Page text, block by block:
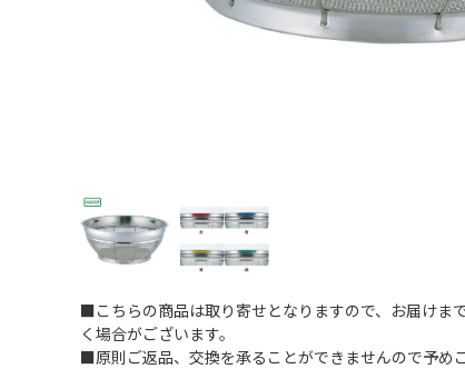
■こちらの商品は取り寄せとなりますので、お届けま
く場合がございます。
■原則ご返品、交換を承ることができませんので予め